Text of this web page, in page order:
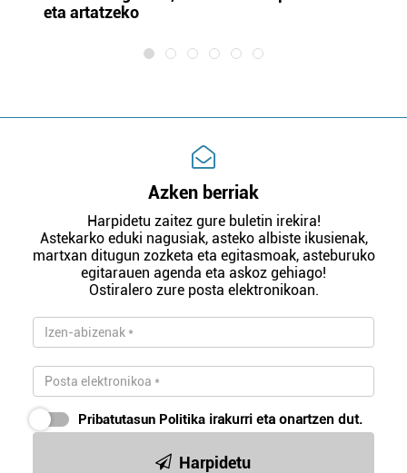
eta artatzeko
Azken berriak
Harpidetu zaitez gure buletin irekira!
Astekarko eduki nagusiak, asteko albiste ikusienak,
martxan ditugun zozketa eta egitasmoak, asteburuko
egitarauen agenda eta askoz gehiago!
Ostiralero zure posta elektronikoan.
Pribatutasun Politika irakurri eta onartzen dut.
Harpidetu